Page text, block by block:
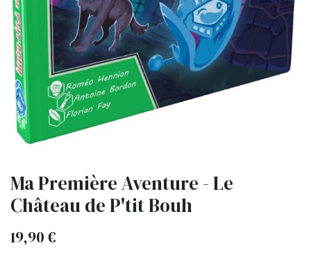
Ma Première Aventure - Le
Château de P'tit Bouh
19,90 €